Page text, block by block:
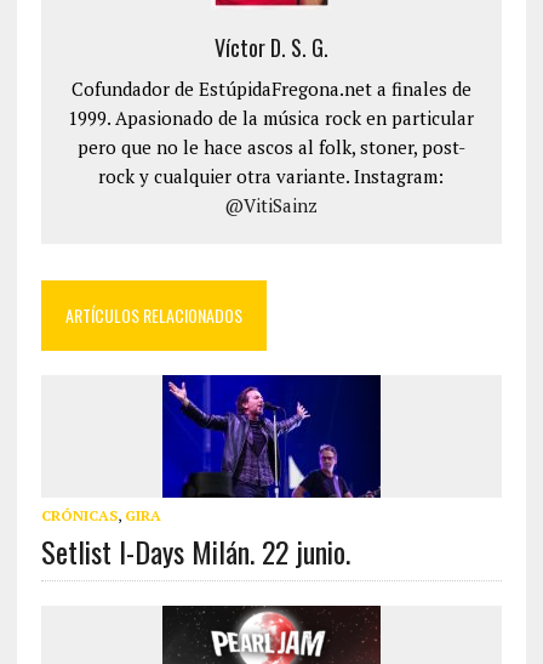
Víctor D. S. G.
Cofundador de EstúpidaFregona.net a finales de
1999. Apasionado de la música rock en particular
pero que no le hace ascos al folk, stoner, post-
rock y cualquier otra variante. Instagram:
@VitiSainz
ARTÍCULOS RELACIONADOS
CRÓNICAS, GIRA
Setlist I-Days Milán. 22 junio.